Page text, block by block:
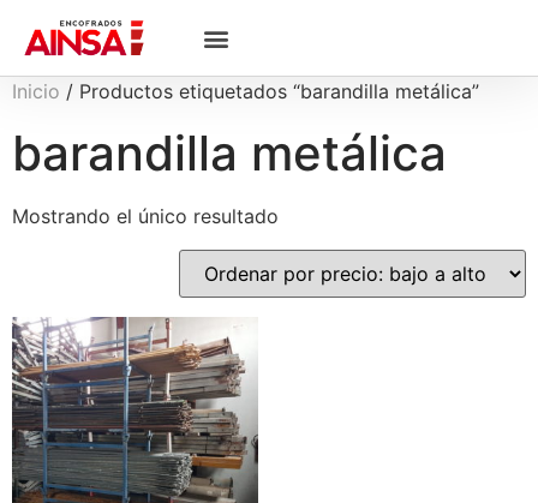
Inicio / Productos etiquetados “barandilla metálica”
barandilla metálica
Mostrando el único resultado